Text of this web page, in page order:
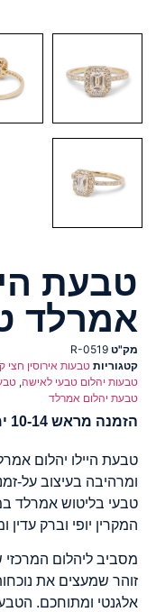
טבעת
אמרלד
מק"ט R-0519
קטגוריות טבעות אירוסין חצי
טבעות יהלום טבעי לאישה,
טבעת יהלום אמרלד
הזמנה מראש 10-14 ימי עסקים לייצור
טבעת היילו יהלום
המקרין יופי וברק עדין
מסביב ליהלום המרכזי
זוהר שמעצים את